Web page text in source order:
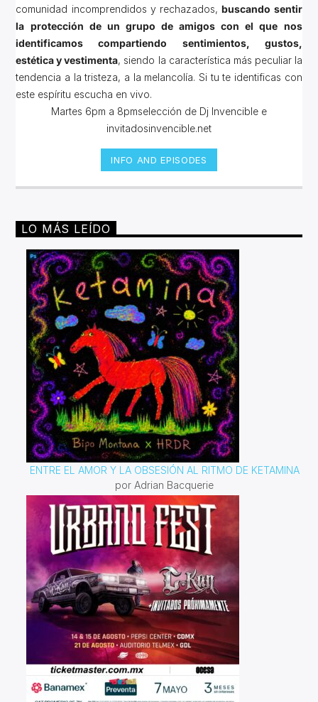
comunidad incomprendidos y rechazados,buscando sentir
la protección de un grupo de amigos con el que nos
identificamos compartiendo sentimientos, gustos,
estética y vestimenta, siendo la característica más peculiar la
tendencia a la tristeza, a la melancolía. Si tu te identificas con
este espíritu escucha en vivo.
Martes 6pm a 8pmselección de Dj Invencible e
invitadosinvencible.net
INFO AND EPISODES
LO MÁS LEÍDO
ENTRE EL AMOR Y LA OBSESIÓN AL RITMO DE KETAMINA
por Adrian Bacquerie